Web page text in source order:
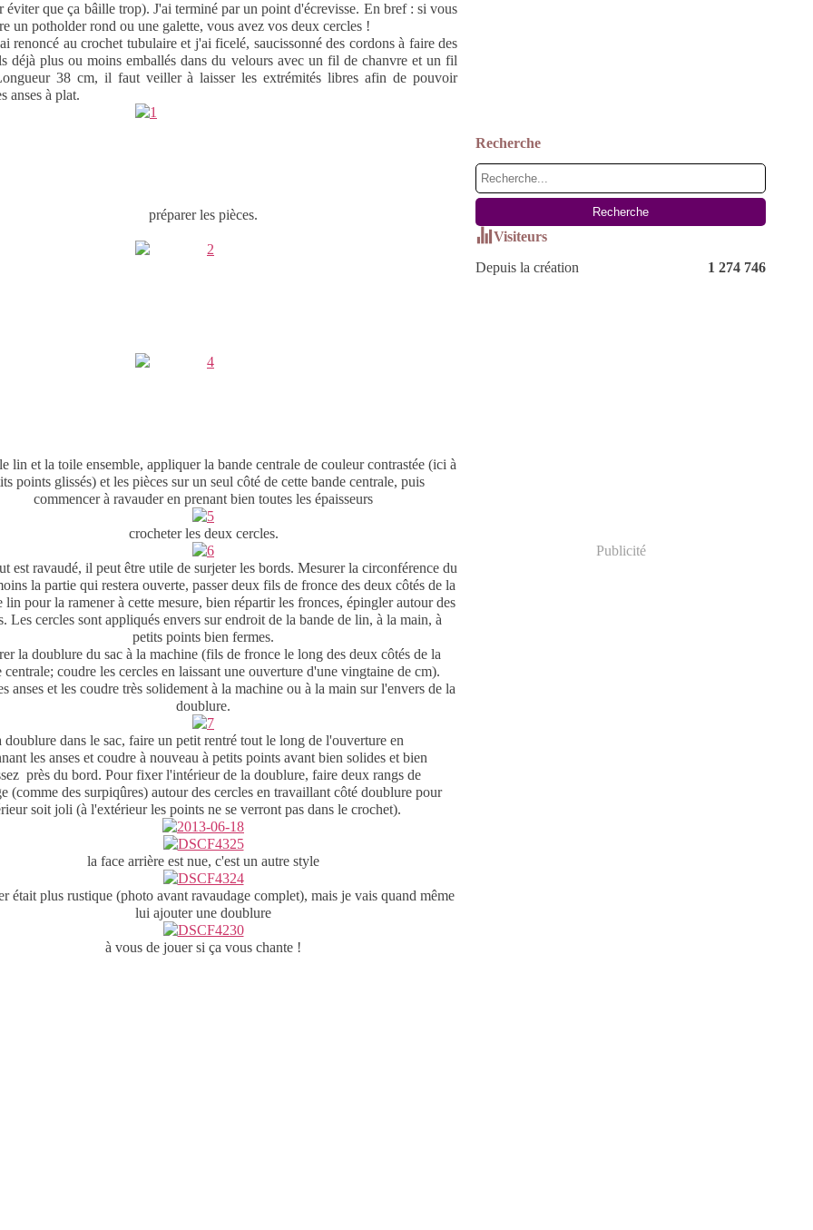
éviter que ça bâille trop). J'ai terminé par un point d'écrevisse. En bref : si vous
un potholder rond ou une galette, vous avez vos deux cercles !
renoncé au crochet tubulaire et j'ai ficelé, saucissonné des cordons à faire des
déjà plus ou moins emballés dans du velours avec un fil de chanvre et un fil
38 cm, il faut veiller à laisser les extrémités libres afin de pouvoir
anses à plat.
préparer les pièces.
lin et la toile ensemble, appliquer la bande centrale de couleur contrastée (ici à
points glissés) et les pièces sur un seul côté de cette bande centrale, puis
commencer à ravauder en prenant bien toutes les épaisseurs
crocheter les deux cercles.
est ravaudé, il peut être utile de surjeter les bords. Mesurer la circonférence du
la partie qui restera ouverte, passer deux fils de fronce des deux côtés de la
lin pour la ramener à cette mesure, bien répartir les fronces, épingler autour des
Les cercles sont appliqués envers sur endroit de la bande de lin, à la main, à
petits points bien fermes.
la doublure du sac à la machine (fils de fronce le long des deux côtés de la
centrale; coudre les cercles en laissant une ouverture d'une vingtaine de cm).
anses et les coudre très solidement à la machine ou à la main sur l'envers de la
doublure.
dans le sac, faire un petit rentré tout le long de l'ouverture en
les anses et coudre à nouveau à petits points avant bien solides et bien
près du bord. Pour fixer l'intérieur de la doublure, faire deux rangs de
(comme des surpiqûres) autour des cercles en travaillant côté doublure pour
soit joli (à l'extérieur les points ne se verront pas dans le crochet).
la face arrière est nue, c'est un autre style
était plus rustique (photo avant ravaudage complet), mais je vais quand même
lui ajouter une doublure
à vous de jouer si ça vous chante !
Recherche
Visiteurs
Depuis la création
1 274 746
Publicité